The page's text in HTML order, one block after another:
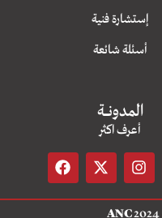
إستشارة فنية
أسئلة شائعة
المدونـــــة
أعرف اكثر
I
n
s
t
X
-
t
w
F
a
c
e ANC